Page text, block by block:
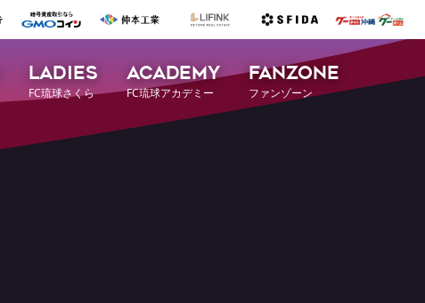
LADIES
FC琉球さくら
ACADEMY
FC琉球アカデミー
FANZONE
ファンゾーン